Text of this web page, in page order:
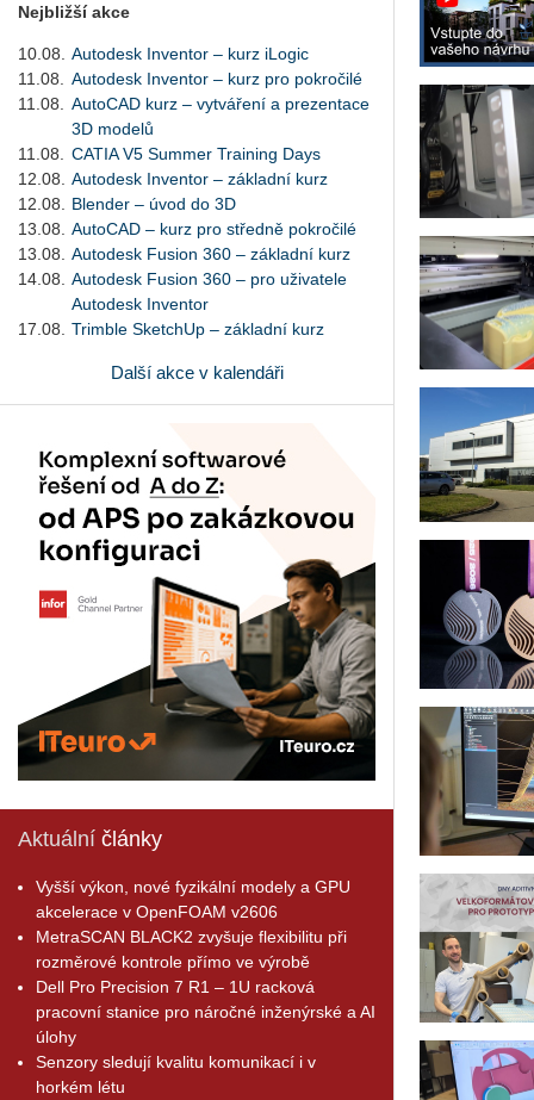
Nejbližší akce
10.08.
Autodesk Inventor – kurz iLogic
11.08.
Autodesk Inventor – kurz pro pokročilé
11.08.
AutoCAD kurz – vytváření a prezentace
3D modelů
11.08.
CATIA V5 Summer Training Days
12.08.
Autodesk Inventor – základní kurz
12.08.
Blender – úvod do 3D
13.08.
AutoCAD – kurz pro středně pokročilé
13.08.
Autodesk Fusion 360 – základní kurz
14.08.
Autodesk Fusion 360 – pro uživatele
Autodesk Inventor
17.08.
Trimble SketchUp – základní kurz
Další akce v kalendáři
Aktuální články
Vyšší výkon, nové fyzikální modely a GPU
akcelerace v OpenFOAM v2606
MetraSCAN BLACK2 zvyšuje flexibilitu při
rozměrové kontrole přímo ve výrobě
Dell Pro Precision 7 R1 – 1U racková
pracovní stanice pro náročné inženýrské a AI
úlohy
Senzory sledují kvalitu komunikací i v
horkém létu